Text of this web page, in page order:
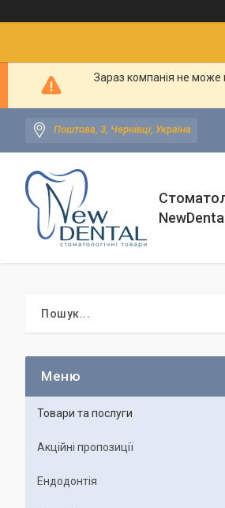
Зараз компанія не може
Поштова, 3, Чернівці, Україна
NewDental
Товари та послуги
Акційні пропозиції
Ендодонтія